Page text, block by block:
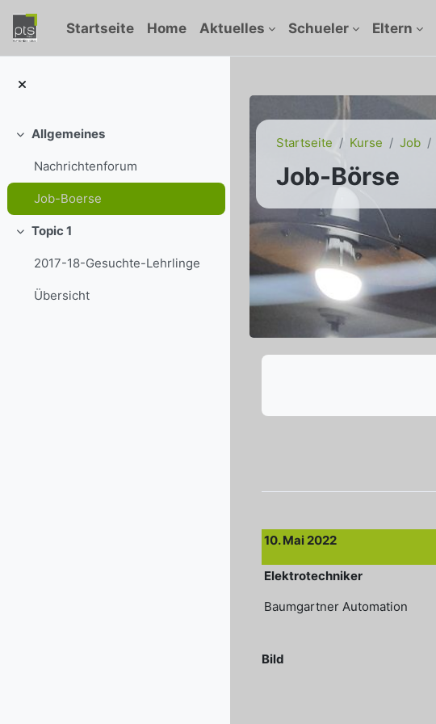
Startseite Home Aktuelles Schueler Eltern
Einklappen
Allgemeines
Nachrichtenforum
Job-Boerse
Einklappen
Topic 1
2017-18-Gesuchte-Lehrlinge
Übersicht
Startseite Kurse Job
Job-Börse
10. Mai 2022
Elektrotechniker
Baumgartner Automation
Bild